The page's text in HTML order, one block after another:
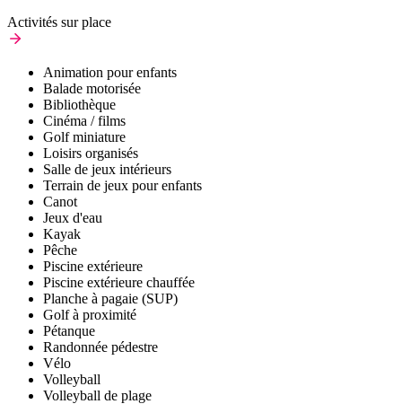
Activités sur place
Animation pour enfants
Balade motorisée
Bibliothèque
Cinéma / films
Golf miniature
Loisirs organisés
Salle de jeux intérieurs
Terrain de jeux pour enfants
Canot
Jeux d'eau
Kayak
Pêche
Piscine extérieure
Piscine extérieure chauffée
Planche à pagaie (SUP)
Golf à proximité
Pétanque
Randonnée pédestre
Vélo
Volleyball
Volleyball de plage